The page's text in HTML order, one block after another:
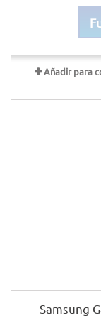
Añadir para
Samsung